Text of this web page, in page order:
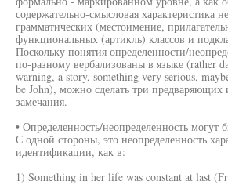
содержательно-смысловая характеристика
грамматических (местоимение,
функциональных (артикль) классов и
Поскольку понятия определенности/
по-разному вербализованы в языке (rather
warning, a story, something very serious,
be John), можно сделать три предваряющих
замечания.
• Определенность/неопределенность могут
С одной стороны, это неопределенность
идентификации, как в:
1) Something in her life was constant at last